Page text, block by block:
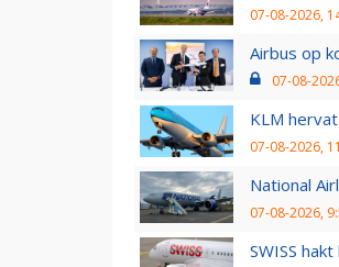
07-08-2026,
Airbus op
07-08-
KLM
07-08-2026,
National
07-08-2026,
SWISS